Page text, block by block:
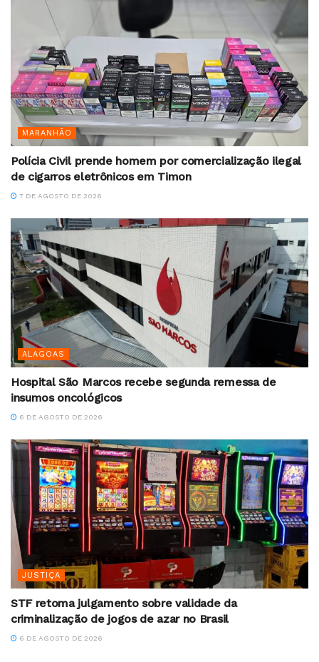
MARANHÃO
Polícia Civil prende homem por comercialização ilegal
de cigarros eletrônicos em Timon
7 DE AGOSTO DE 2026
ALAGOAS
Hospital São Marcos recebe segunda remessa de
insumos oncológicos
6 DE AGOSTO DE 2026
JUSTIÇA
STF retoma julgamento sobre validade da
criminalização de jogos de azar no Brasil
6 DE AGOSTO DE 2026